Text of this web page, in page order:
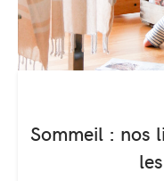
Sommeil : nos